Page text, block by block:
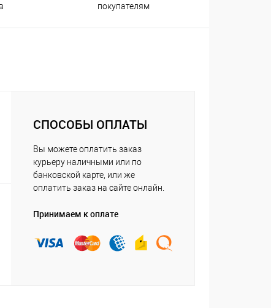
покупателям
СПОСОБЫ ОПЛАТЫ
Вы можете оплатить заказ
курьеру наличными или по
банковской карте, или же
оплатить заказ на сайте онлайн.
Принимаем к оплате